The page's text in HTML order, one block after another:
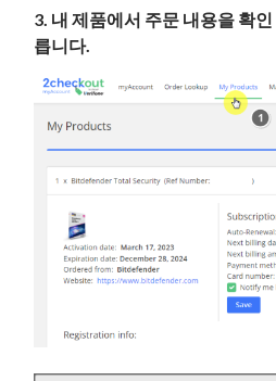
3. 내 제품에서 주문 내용을 확
릅니다.